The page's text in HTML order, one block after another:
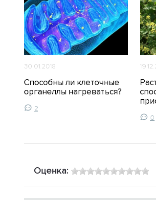
30.01.2018
Способны ли клеточные
органеллы нагреваться?
2
0
Оценка: